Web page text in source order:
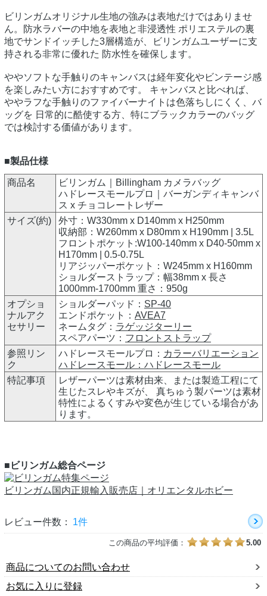
ビリンガムオリジナル生地の強みは表地だけではありませ
ん。防水ラバーの中地を表地と非浸透性 ポリエステルの裏
地でサンドイッチした3層構造が、ビリンガムユーザーに支
持される非常に優れた 防水性を確保します。
ややソフトな手触りのキャンバスは経年変化やビンテージ感
を楽しみたい方におすすめです。 キャンバスと比べれば、
ややラフな手触りのファイバーナイトは色落ちしにくく、バ
ッグを 日常的に酷使する方、特にブラックカラーのバッグ
では検討する価値があります。
■製品仕様
商品名
ビリンガム｜Billingham カメラバッグ
ハドレースモールプロ｜バーガンディキャンバ
ス x チョコレートレザー
サイズ(約)
外寸：W330mm x D140mm x H250mm
収納部：W260mm x D80mm x H190mm | 3.5L
フロントポケット:W100-140mm x D40-50mm x
H170mm | 0.5-0.75L
リアジッパーポケット：W245mm x H160mm
ショルダーストラップ：幅38mm x 長さ
1000mm-1700mm 重さ：950g
オプショ
ナルアク
セサリー
ショルダーパッド： SP-40
エンドポケット： AVEA7
ネームタグ： ラゲッジターリー
スペアパーツ： フロントストラップ
参照リン
ク
ハドレースモールプロ： カラーバリエーション
ハドレースモール： ハドレースモール
特記事項
レザーパーツは素材由来、または製造工程にて
生じたスレやキズが、 真ちゅう製パーツは素材
特性によるくすみや変色が生じている場合があ
ります。
■ビリンガム総合ページ
ビリンガム国内正規輸入販売店｜オリエンタルホビー
レビュー件数： 1件
この商品の平均評価： 5.00
商品についてのお問い合わせ
お気に入りに登録